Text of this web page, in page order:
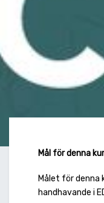
Mål för denna
Målet för denna
handhavande i